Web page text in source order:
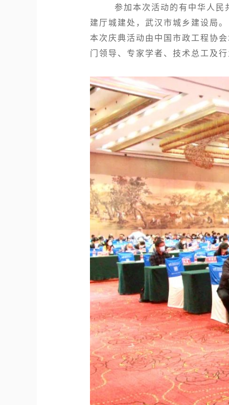
参加本次活动的有中华人民共
建厅城建处，武汉市城乡建设局。
本次庆典活动由中国市政工程协
门领导、专家学者、技术总工及